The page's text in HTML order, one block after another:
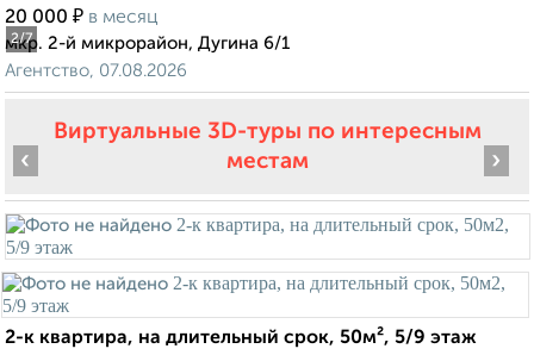
2/7
20 000 ₽ в месяц
мкр. 2-й микрорайон, Дугина 6/1
Агентство, 07.08.2026
Виртуальные 3D-туры по интересным
местам
‹ ›
2-к квартира, на длительный срок, 50м², 5/9 этаж